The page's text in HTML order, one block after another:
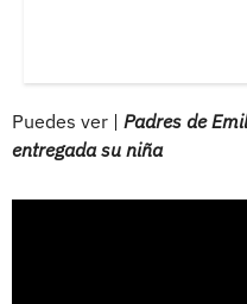
Puedes ver | Padres de
entregada su niña